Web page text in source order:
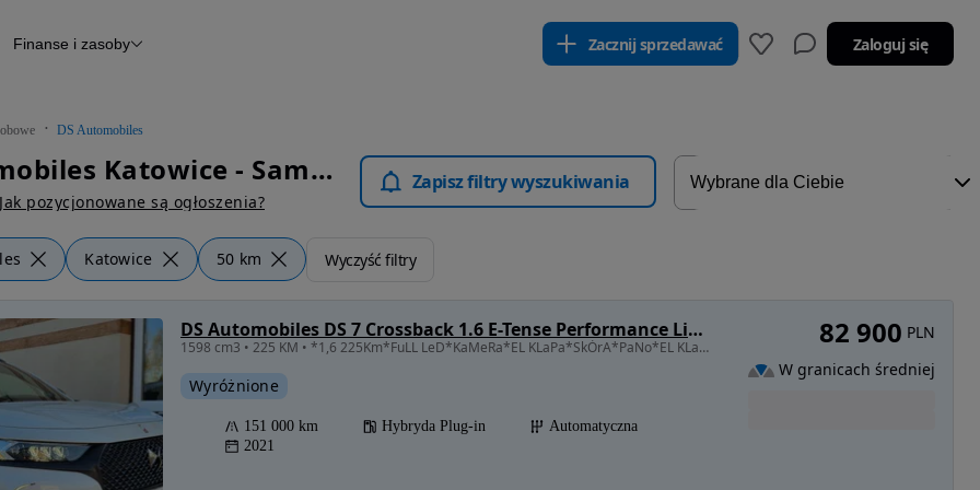
Raport z inspekcji
Otomoto News
Finanse i zasoby Zacznij sprzedawać Zaloguj się
DS Automobiles
DS Automobiles Katowice - Samochody Osobowe
Jak pozycjonowane są ogłoszenia?
Zapisz filtry wyszukiwania
Katowice 50 km Wyczyść filtry
DS Automobiles DS 7 Crossback 1.6 E-Tense Performance Line +
1598 cm3 • 225 KM • *1,6 225Km*FuLL LeD*KaMeRa*EL KLaPa*SkÓrA*PaNo*EL KLaPa*OpŁaCoNy*
Wyróżnione
151 000 km Hybryda Plug-in
Automatyczna
2021
82 900 PLN
W granicach średniej